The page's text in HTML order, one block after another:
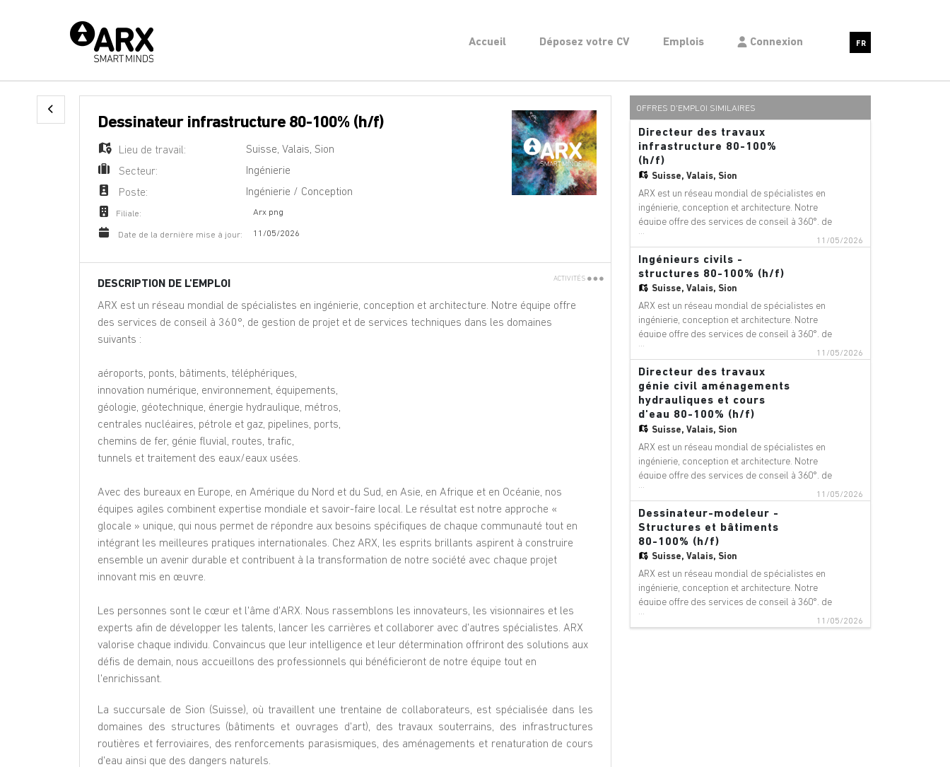
Accueil Déposez votre CV Emplois Connexion FR
Dessinateur infrastructure 80-100% (h/f)
Lieu de travail: Suisse Valais Sion
Secteur:
Ingénierie
Poste:
Ingénierie / Conception
Filiale: Arx png
Date de la dernière mise à jour: 11/05/2026
ACTIVITÉS
Imprimez
Dites-le à un ami
DESCRIPTION DE L'EMPLOI
ARX est un réseau mondial de spécialistes en ingénierie, conception et architecture. Notre équipe offre
des services de conseil à 360°, de gestion de projet et de services techniques dans les domaines
suivants :
aéroports, ponts, bâtiments, téléphériques,
innovation numérique, environnement, équipements,
géologie, géotechnique, énergie hydraulique, métros,
centrales nucléaires, pétrole et gaz, pipelines, ports,
chemins de fer, génie fluvial, routes, trafic,
tunnels et traitement des eaux/eaux usées.
Avec des bureaux en Europe, en Amérique du Nord et du Sud, en Asie, en Afrique et en Océanie, nos
équipes agiles combinent expertise mondiale et savoir-faire local. Le résultat est notre approche «
glocale » unique, qui nous permet de répondre aux besoins spécifiques de chaque communauté tout en
intégrant les meilleures pratiques internationales. Chez ARX, les esprits brillants aspirent à construire
ensemble un avenir durable et contribuent à la transformation de notre société avec chaque projet
innovant mis en œuvre.
Les personnes sont le cœur et l'âme d'ARX. Nous rassemblons les innovateurs, les visionnaires et les
experts afin de développer les talents, lancer les carrières et collaborer avec d'autres spécialistes. ARX
valorise chaque individu. Convaincus que leur intelligence et leur détermination offriront des solutions aux
défis de demain, nous accueillons des professionnels qui bénéficieront de notre équipe tout en
l'enrichissant.
La succursale de Sion (Suisse), où travaillent une trentaine de collaborateurs, est spécialisée dans les
domaines des structures (bâtiments et ouvrages d'art), des travaux souterrains, des infrastructures
routières et ferroviaires, des renforcements parasismiques, des aménagements et renaturation de cours
d'eau ainsi que des dangers naturels.
OFFRES D'EMPLOI SIMILAIRES
Directeur des travaux
infrastructure 80-100%
(h/f)
Suisse, Valais, Sion
ARX est un réseau mondial de spécialistes en
ingénierie, conception et architecture. Notre
équipe offre des services de conseil à 360°, de
gestion de projet et de services techniques
dans les domaines suivants : aéroports,
ponts, bâtiments, téléphériques, innovation
numérique, environnement, équip
11/05/2026
Ingénieurs civils -
structures 80-100% (h/f)
Suisse, Valais, Sion
ARX est un réseau mondial de spécialistes en
ingénierie, conception et architecture. Notre
équipe offre des services de conseil à 360°, de
gestion de projet et de services techniques
dans les domaines suivants : aéroports,
ponts, bâtiments, téléphériques, innovation
numérique, environnement, équip
11/05/2026
Directeur des travaux
génie civil aménagements
hydrauliques et cours
d'eau 80-100% (h/f)
Suisse, Valais, Sion
ARX est un réseau mondial de spécialistes en
ingénierie, conception et architecture. Notre
équipe offre des services de conseil à 360°, de
gestion de projet et de services techniques
dans les domaines suivants : aéroports,
ponts, bâtiments, téléphériques, innovation
numérique, environnement, équip
11/05/2026
Dessinateur-modeleur -
Structures et bâtiments
80-100% (h/f)
Suisse, Valais, Sion
ARX est un réseau mondial de spécialistes en
ingénierie, conception et architecture. Notre
équipe offre des services de conseil à 360°, de
gestion de projet et de services techniques
dans les domaines suivants : aéroports,
11/05/2026